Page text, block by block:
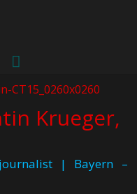
Krueger,
| Bayern –